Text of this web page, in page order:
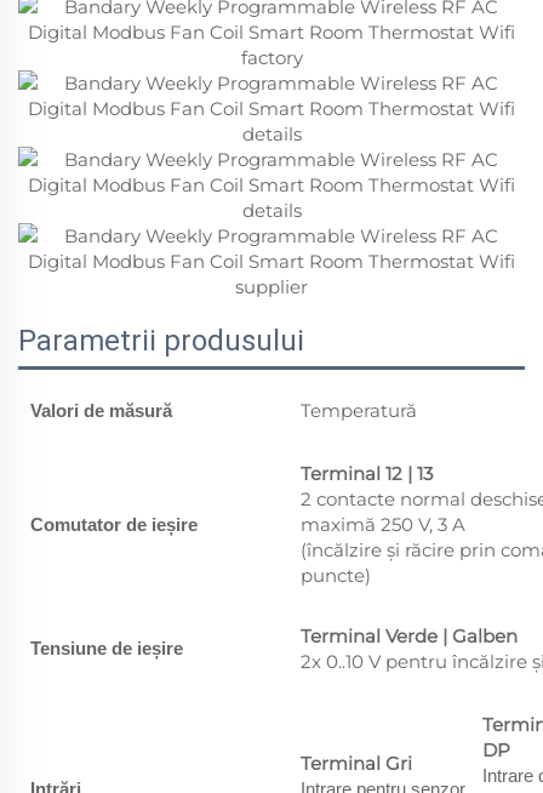
Parametrii produsului
Valori de măsură Temperatură
Comutator de ieșire
Terminal 12 | 13
2 contacte normal
maximă 250 V, 3 A
(încălzire și răcire prin
puncte)
Tensiune de ieșire
Terminal Verde | Galben
2x 0..10 V pentru încălzire
Intrări
Terminal Gri
Intrare pentru senzor
DP
Intrare